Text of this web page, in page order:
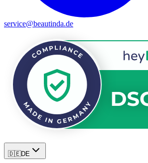
service@beautinda.de
🇩🇪DE